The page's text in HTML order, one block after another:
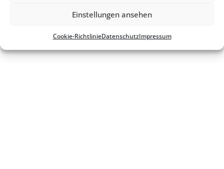
Einstellungen ansehen
Cookie-Richt­li­nieDaten­schutzImpres­sum